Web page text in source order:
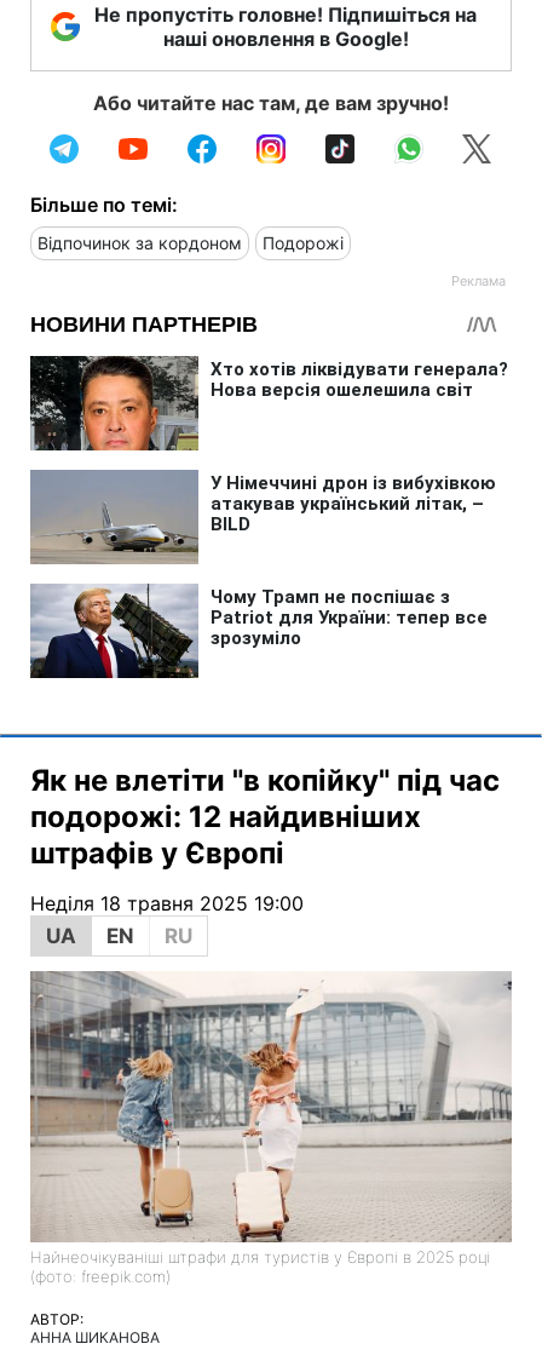
Не пропустіть головне! Підпишіться на
наші оновлення в Google!
Або читайте нас там, де вам зручно!
Більше по темі:
Відпочинок за кордоном Подорожі
Як не влетіти "в копійку" під час
подорожі: 12 найдивніших
штрафів у Європі
Неділя 18 травня 2025 19:00
UA
EN RU
Найнеочікуваніші штрафи для туристів у Європі в 2025 році
(фото: freepik.com)
АВТОР:
АННА ШИКАНОВА